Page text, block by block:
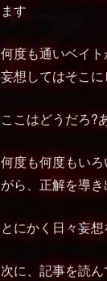
ます
何度も通いベイ
妄想してはそこ
ここはどうだろ?
何度も何度もい
がら、正解を導
とにかく日々妄
次に、記事を読